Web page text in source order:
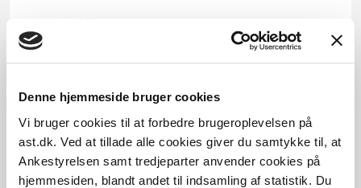
Denne hjemmeside bruger cookies
Vi bruger cookies til at forbedre brugeroplevelsen på
ast.dk. Ved at tillade alle cookies giver du samtykke til, at
Ankestyrelsen samt tredjeparter anvender cookies på
hjemmesiden, blandt andet til indsamling af statistik. Du
Offentliggørelsesdato
11.07.2013
Paragraf
§ 27 § 24